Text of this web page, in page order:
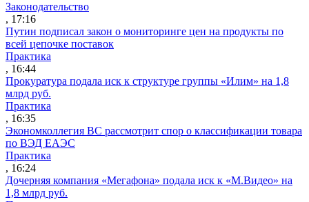
Законодательство
, 17:16
Путин подписал закон о мониторинге цен на продукты по
всей цепочке поставок
Практика
, 16:44
Прокуратура подала иск к структуре группы «Илим» на 1,8
млрд руб.
Практика
, 16:35
Экономколлегия ВС рассмотрит спор о классификации товара
по ВЭД ЕАЭС
Практика
, 16:24
Дочерняя компания «Мегафона» подала иск к «М.Видео» на
1,8 млрд руб.